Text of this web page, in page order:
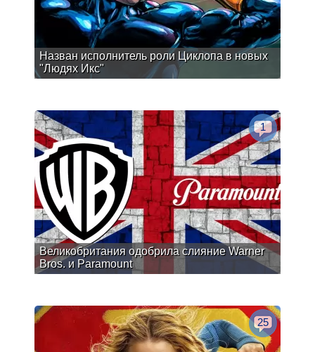
Назван исполнитель роли Циклопа в новых
"Людях Икс"
Великобритания одобрила слияние Warner
Bros. и Paramount
1
25